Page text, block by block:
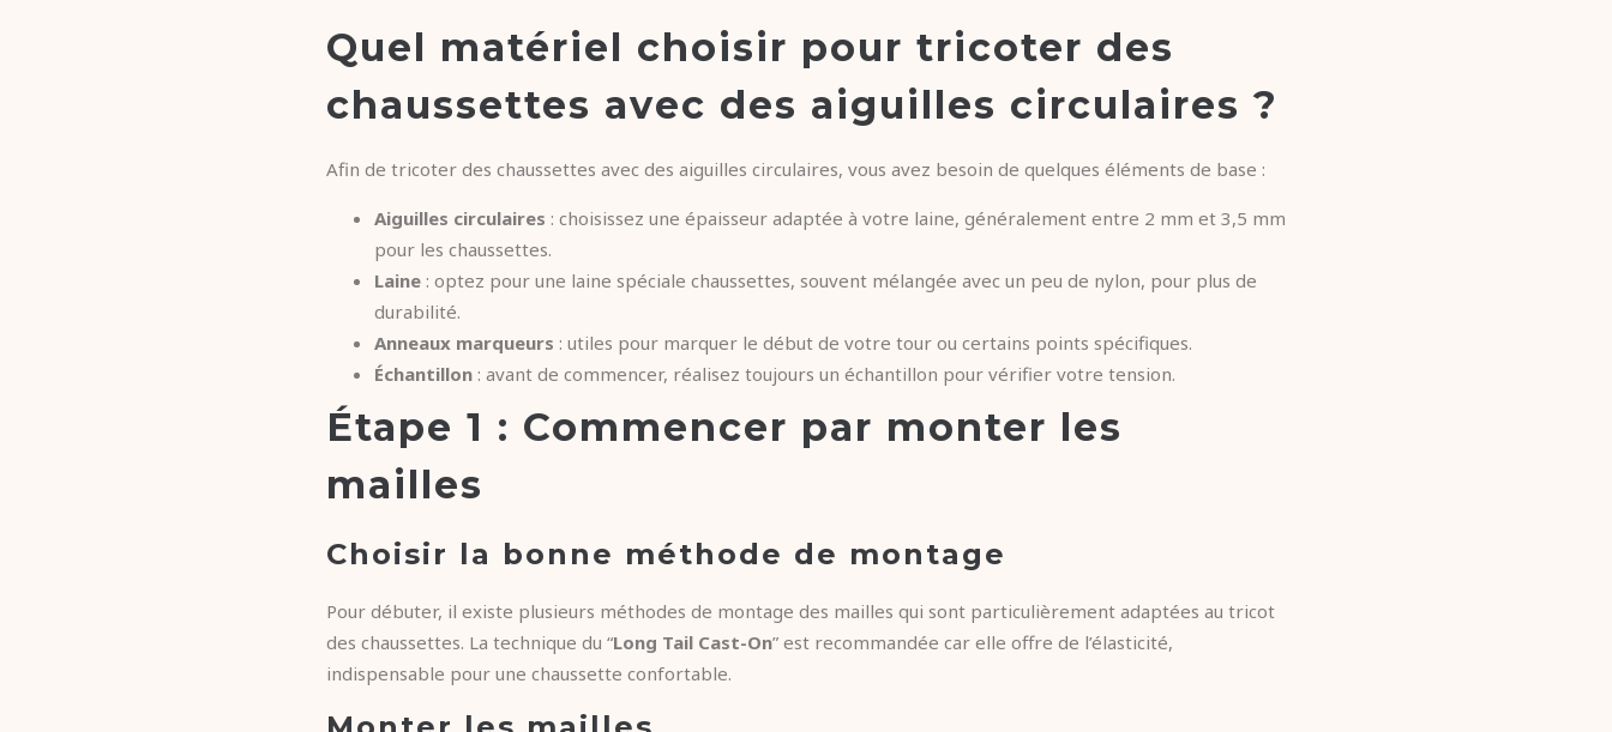
Quel matériel choisir pour tricoter des
chaussettes avec des aiguilles circulaires ?
Afin de tricoter des chaussettes avec des aiguilles circulaires, vous avez besoin de quelques éléments de base :
Aiguilles circulaires : choisissez une épaisseur adaptée à votre laine, généralement entre 2 mm et 3,5 mm
pour les chaussettes.
Laine : optez pour une laine spéciale chaussettes, souvent mélangée avec un peu de nylon, pour plus de
durabilité.
Anneaux marqueurs : utiles pour marquer le début de votre tour ou certains points spécifiques.
Échantillon : avant de commencer, réalisez toujours un échantillon pour vérifier votre tension.
Étape 1 : Commencer par monter les
mailles
Choisir la bonne méthode de montage
Pour débuter, il existe plusieurs méthodes de montage des mailles qui sont particulièrement adaptées au tricot
des chaussettes. La technique du “Long Tail Cast-On” est recommandée car elle offre de l’élasticité,
indispensable pour une chaussette confortable.